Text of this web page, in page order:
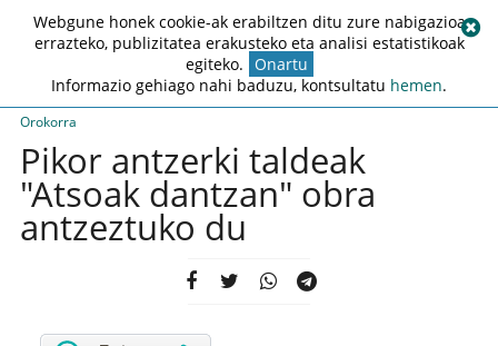
Orokorra
Pikor antzerki taldeak
"Atsoak dantzan" obra
antzeztuko du
Webgune honek cookie-ak erabiltzen ditu zure nabigazioa
errazteko, publizitatea erakusteko eta analisi estatistikoak
egiteko. Onartu
Informazio gehiago nahi baduzu, kontsultatu hemen.